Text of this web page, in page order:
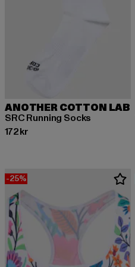
ANOTHER COTTON LAB
SRC Running Socks
172 kr
Nuvarande pris: 172 kr
-25%